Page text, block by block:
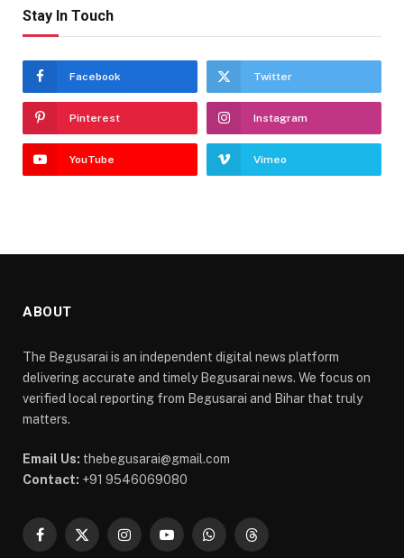
Stay In Touch
Facebook Twitter
Pinterest Instagram
YouTube Vimeo
ABOUT
The Begusarai is an independent digital news platform
delivering accurate and timely Begusarai news. We focus on
verified local reporting from Begusarai and Bihar that truly
matters.
Email Us: thebegusarai@gmail.com
Contact: +91 9546069080
Facebook
X
InstagramYouTubeWhatsAppThreads